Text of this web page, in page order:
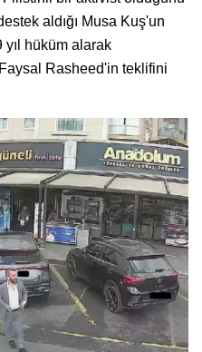
aldığı Musa Kuş'un
yıl hüküm alarak
Rasheed'in teklifini